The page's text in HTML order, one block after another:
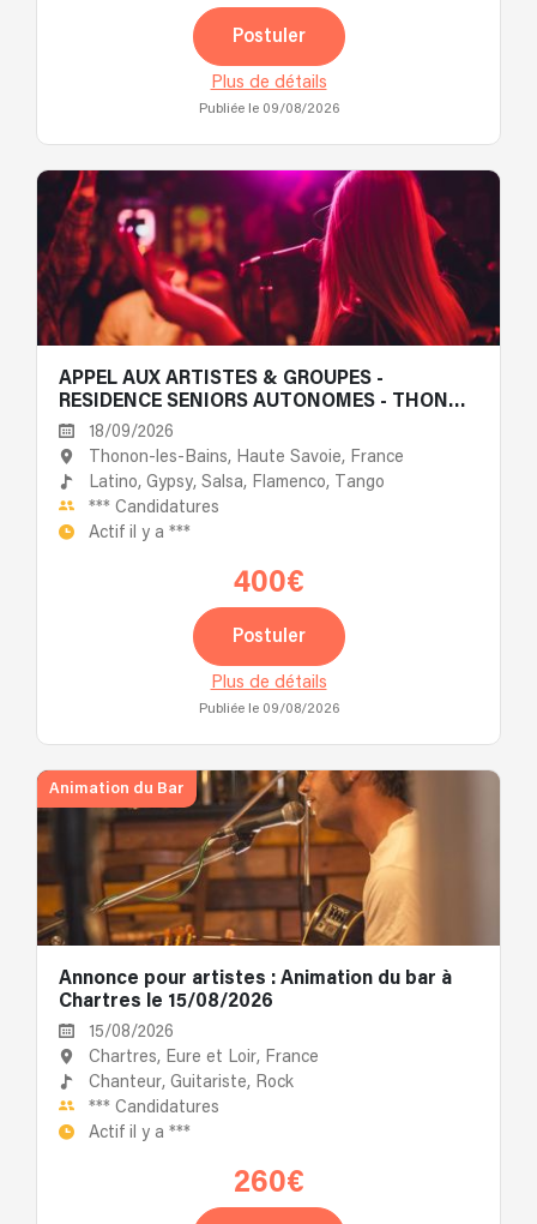
Postuler
Plus de détails
Publiée le 09/08/2026
APPEL AUX ARTISTES & GROUPES -
RESIDENCE SENIORS AUTONOMES - THONON
LES BAINS 74
18/09/2026
Thonon-les-Bains, Haute Savoie, France
Latino, Gypsy, Salsa, Flamenco,
Tango
*** Candidatures
Actif il y a ***
400€
Postuler
Plus de détails
Publiée le 09/08/2026
Animation du Bar
Annonce pour artistes : Animation du bar à
Chartres le 15/08/2026
15/08/2026
Chartres, Eure et Loir, France
Chanteur, Guitariste, Rock
*** Candidatures
Actif il y a ***
260€